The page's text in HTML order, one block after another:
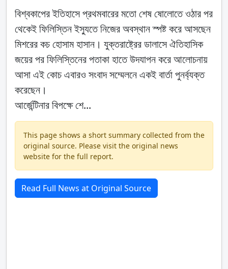
বিশ্বকাপের ইতিহাসে প্রথমবারের মতো শেষ ষোলোতে ওঠার পর
থেকেই ফিলিস্তিন ইস্যুতে নিজের অবস্থান স্পষ্ট করে আসছেন
মিশরের কচ হোসাম হাসান। যুক্তরাষ্ট্রের ডালাসে ঐতিহাসিক
জয়ের পর ফিলিস্তিনের পতাকা হাতে উদযাপন করে আলোচনায়
আসা এই কোচ এবারও সংবাদ সম্মেলনে একই বার্তা পুনর্ব্যক্ত
করেছেন।
আর্জেন্টিনার বিপক্ষে শে...
This page shows a short summary collected from the
original source. Please visit the original news
website for the full report.
Read Full News at Original Source